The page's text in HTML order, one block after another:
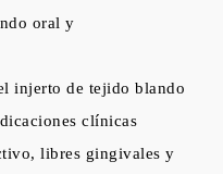
oral y
injerto de tejido blando
clínicas
libres gingivales y